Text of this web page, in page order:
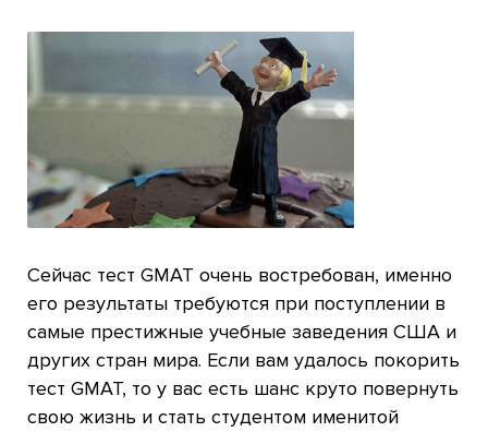
Сейчас тест GMAT очень востребован, именно
его результаты требуются при поступлении в
самые престижные учебные заведения США и
других стран мира. Если вам удалось покорить
тест GMAT, то у вас есть шанс круто повернуть
свою жизнь и стать студентом именитой